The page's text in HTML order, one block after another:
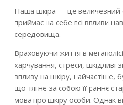
Наша шкіра — це величезний
приймає на себе всі впливи
середовища.
Враховуючи життя в
харчування, стреси, шкідливі
впливу на шкіру, найчастіше,
що тягне за собою її раннє
мова про шкіру особи. Однак